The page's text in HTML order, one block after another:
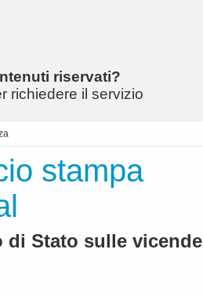
riservati?
richiedere il servizio
stampa
di Stato sulle vicende